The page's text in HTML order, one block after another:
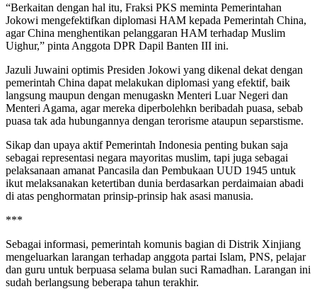
“Berkaitan dengan hal itu, Fraksi PKS meminta Pemerintahan
Jokowi mengefektifkan diplomasi HAM kepada Pemerintah China,
agar China menghentikan pelanggaran HAM terhadap Muslim
Uighur,” pinta Anggota DPR Dapil Banten III ini.
Jazuli Juwaini optimis Presiden Jokowi yang dikenal dekat dengan
pemerintah China dapat melakukan diplomasi yang efektif, baik
langsung maupun dengan menugaskn Menteri Luar Negeri dan
Menteri Agama, agar mereka diperbolehkn beribadah puasa, sebab
puasa tak ada hubungannya dengan terorisme ataupun separstisme.
Sikap dan upaya aktif Pemerintah Indonesia penting bukan saja
sebagai representasi negara mayoritas muslim, tapi juga sebagai
pelaksanaan amanat Pancasila dan Pembukaan UUD 1945 untuk
ikut melaksanakan ketertiban dunia berdasarkan perdaimaian abadi
di atas penghormatan prinsip-prinsip hak asasi manusia.
***
Sebagai informasi, pemerintah komunis bagian di Distrik Xinjiang
mengeluarkan larangan terhadap anggota partai Islam, PNS, pelajar
dan guru untuk berpuasa selama bulan suci Ramadhan. Larangan ini
sudah berlangsung beberapa tahun terakhir.